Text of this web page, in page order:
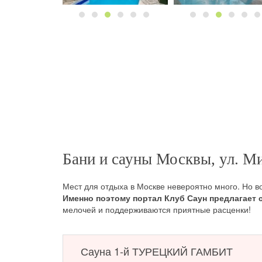
Бани и сауны Москвы, ул.
Мест для отдыха в Москве невероятно много. Но
Именно поэтому портал Клуб Саун
мелочей и поддерживаются приятные расценки!
Сауна 1-й ТУРЕЦКИЙ ГАМБИТ